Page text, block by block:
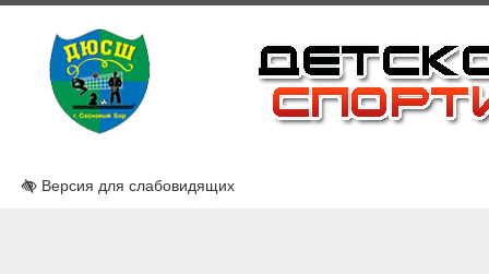
Версия для слабовидящих